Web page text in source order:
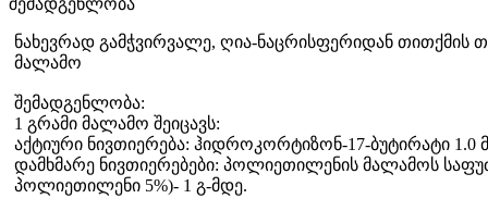
ნახევრად გამჭვირვალე, ღია-ნაცრისფერიდან
მალამო
შემადგენლობა:
1 გრამი მალამო შეიცავს:
აქტიური ნივთიერება: ჰიდროკორტიზონ-17-ბუტირატი 1.0
დამხმარე ნივთიერებები: პოლიეთილენის მალამოს
პოლიეთილენი 5%)- 1 გ-მდე.